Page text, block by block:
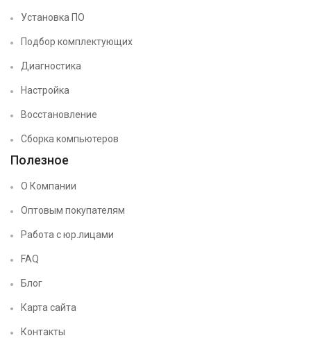
Установка ПО
Подбор комплектующих
Диагностика
Настройка
Восстановление
Сборка компьютеров
Полезное
О Компании
Оптовым покупателям
Работа с юр.лицами
FAQ
Блог
Карта сайта
Контакты